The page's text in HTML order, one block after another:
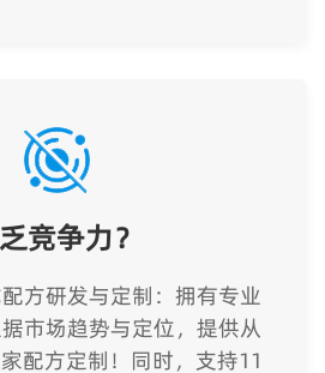
竞争力？
方研发与定制：拥有专业
市场趋势与定位，提供从
配方定制！同时，支持11